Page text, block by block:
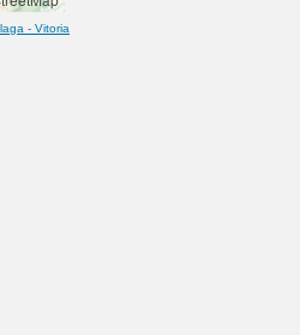
- Vitoria